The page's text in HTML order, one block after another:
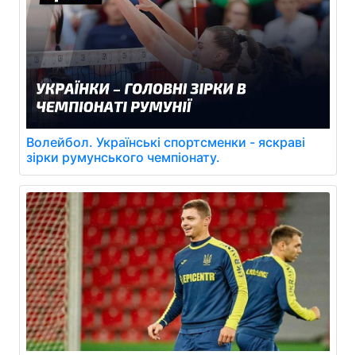
Волейбол. Українські спортсменки - яскраві
зірки румунського чемпіонату.